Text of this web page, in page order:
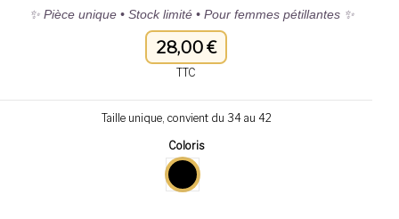
✨ Pièce unique • Stock limité • Pour femmes pétillantes ✨
28,00 €
TTC
Taille unique, convient du 34 au 42
Coloris
Noir